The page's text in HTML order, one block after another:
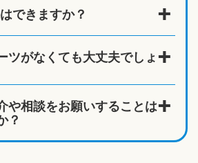
できますか？
ツがなくても大丈夫でしょ
や相談をお願いすることは
？